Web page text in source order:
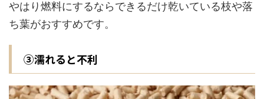
やはり燃料にするならできるだけ乾いている枝や落
ち葉がおすすめです。
③濡れると不利